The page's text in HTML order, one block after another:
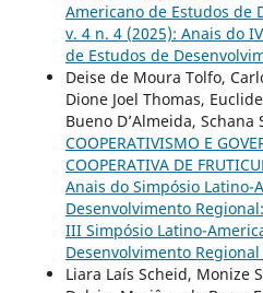
Americano de Estudos de
v. 4 n. 4 (2025): Anais do
de Estudos de
Deise de Moura Tolfo,
Dione Joel Thomas,
Bueno D’Almeida, Schana
COOPERATIVISMO E
COOPERATIVA DE
Anais do Simpósio Latino-
Desenvolvimento
III Simpósio Latino-
Desenvolvimento Regional
Liara Laís Scheid, Monize